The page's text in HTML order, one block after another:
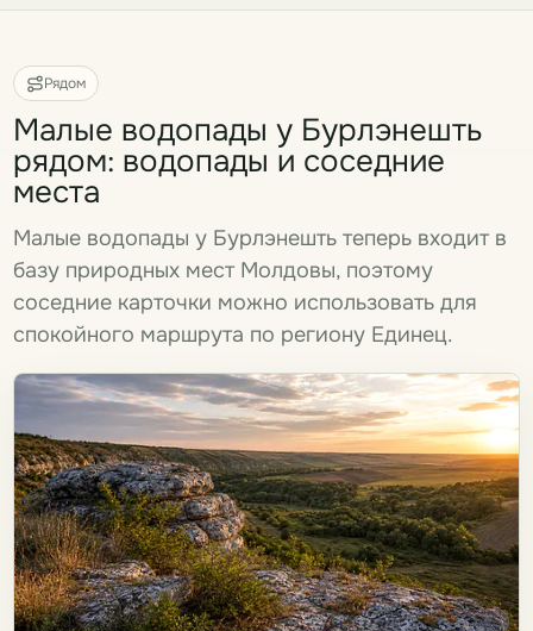
Рядом
Малые водопады у Бурлэнешть
рядом: водопады и соседние
места
Малые водопады у Бурлэнешть теперь входит в
базу природных мест Молдовы, поэтому
соседние карточки можно использовать для
спокойного маршрута по региону Единец.